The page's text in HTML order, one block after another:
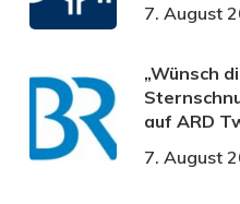
7. August
„Wünsch
auf ARD
7. August